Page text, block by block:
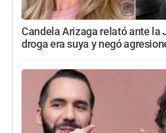
Candela Arizaga relató ante la
droga era suya y negó